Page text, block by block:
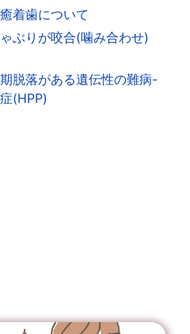
着歯について
ぶりが咬合(噛み合わせ)
脱落がある遺伝性の難病-
(HPP)